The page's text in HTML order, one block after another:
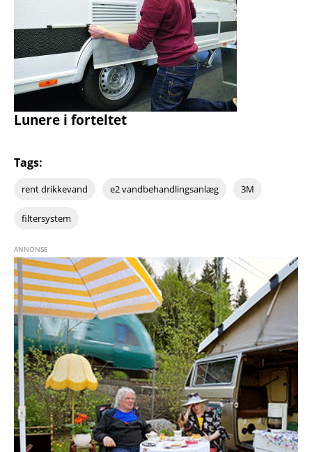
Lunere i forteltet
Tags:
rent drikkevand e2 vandbehandlingsanlæg 3M
filtersystem